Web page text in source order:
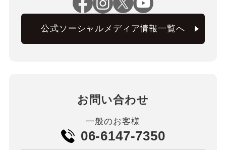
公式ソーシャルメディア情報一覧へ
お問い合わせ
一般のお客様
06-6147-7350